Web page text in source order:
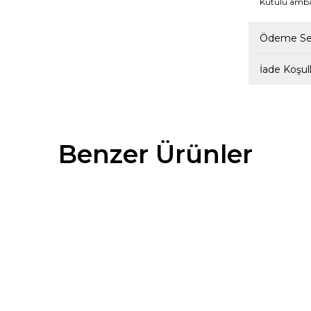
Ödeme
İade
Benzer Ürünler